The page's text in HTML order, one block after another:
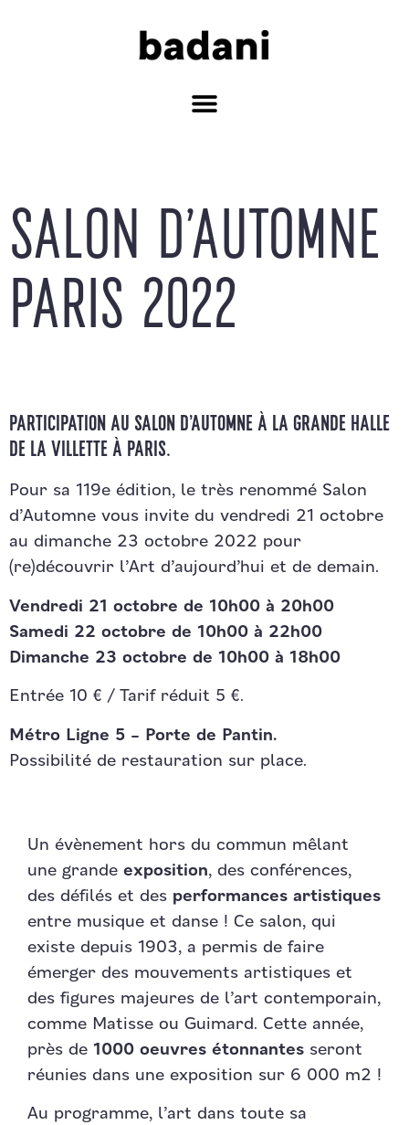
SALON D’AUTOMNE
PARIS 2022
PARTICIPATION AU SALON D’AUTOMNE À LA GRANDE HALLE
DE LA VILLETTE À PARIS.
Pour sa 119e édition, le très renommé Salon
d’Automne vous invite du vendredi 21 octobre
au dimanche 23 octobre 2022 pour
(re)découvrir l’Art d’aujourd’hui et de demain.
Vendredi 21 octobre de 10h00 à 20h00
Samedi 22 octobre de 10h00 à 22h00
Dimanche 23 octobre de 10h00 à 18h00
Entrée 10 € / Tarif réduit 5 €.
Métro Ligne 5 – Porte de Pantin.
Possibilité de restauration sur place.
Un évènement hors du commun mêlant
une grande exposition, des conférences,
des défilés et des performances artistiques
entre musique et danse ! Ce salon, qui
existe depuis 1903, a permis de faire
émerger des mouvements artistiques et
des figures majeures de l’art contemporain,
comme Matisse ou Guimard. Cette année,
près de 1000 oeuvres étonnantes seront
réunies dans une exposition sur 6 000 m2 !
Au programme, l’art dans toute sa